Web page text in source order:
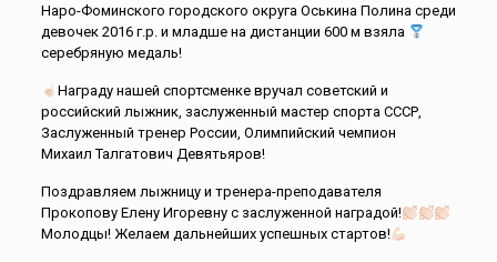
Наро-Фоминского городского округа Оськина Полина среди
девочек 2016 г.р. и младше на дистанции 600 м взяла
серебряную медаль!
Награду нашей спортсменке вручал советский и
российский лыжник, заслуженный мастер спорта СССР,
Заслуженный тренер России, Олимпийский чемпион
Михаил Талгатович Девятьяров!
Поздравляем лыжницу и тренера-преподавателя
Прокопову Елену Игоревну с заслуженной наградой!
Молодцы! Желаем дальнейших успешных стартов!